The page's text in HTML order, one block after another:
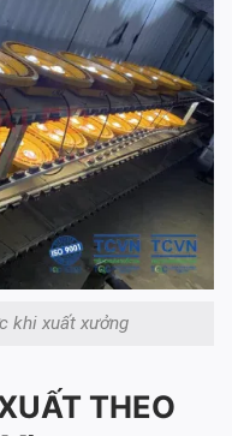
khi xuất xưởng
THEO